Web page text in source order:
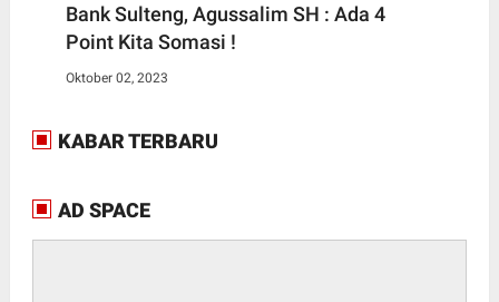
Bank Sulteng, Agussalim SH : Ada 4
Point Kita Somasi !
Oktober 02, 2023
KABAR TERBARU
AD SPACE